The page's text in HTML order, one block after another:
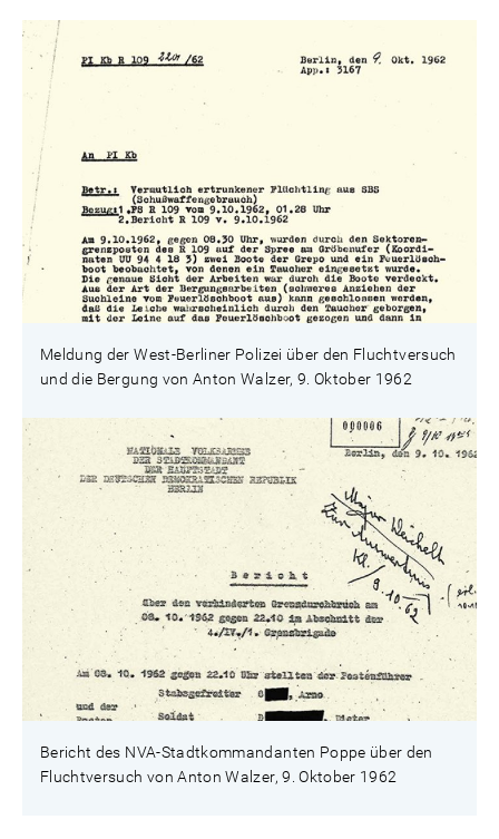
Meldung der West-Berliner Polizei über den Fluchtversuch
und die Bergung von Anton Walzer, 9. Oktober 1962
Bericht des NVA-Stadtkommandanten Poppe über den
Fluchtversuch von Anton Walzer, 9. Oktober 1962